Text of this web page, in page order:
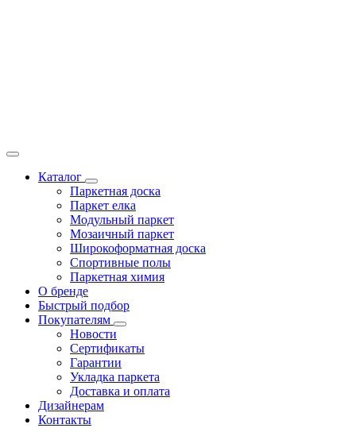
Каталог
Паркетная доска
Паркет елка
Модульный паркет
Мозаичный паркет
Широкоформатная доска
Спортивные полы
Паркетная химия
О бренде
Быстрый подбор
Покупателям
Новости
Сертификаты
Гарантии
Укладка паркета
Доставка и оплата
Дизайнерам
Контакты